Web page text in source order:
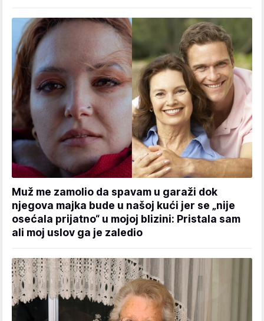
Muž me zamolio da spavam u garaži dok
njegova majka bude u našoj kući jer se „nije
osećala prijatno“ u mojoj blizini: Pristala sam
ali moj uslov ga je zaledio